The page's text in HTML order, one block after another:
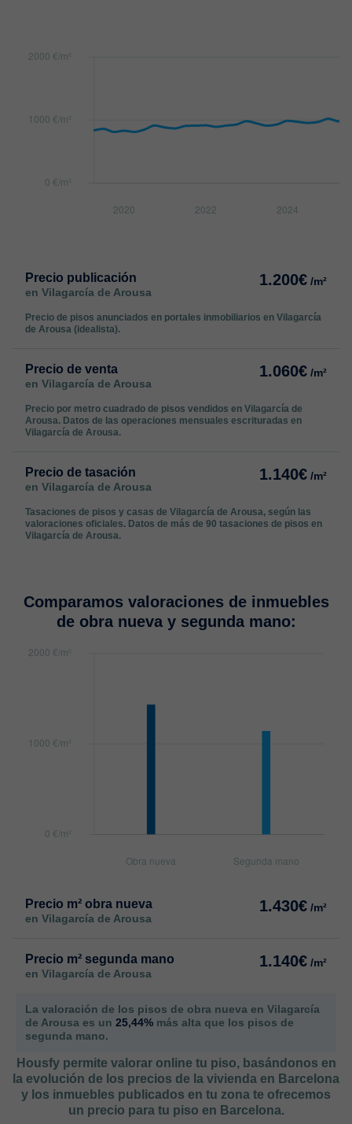
Precio publicación
en Vilagarcía de Arousa
1.200€ /m²
Precio de pisos anunciados en portales inmobiliarios en Vilagarcía
de Arousa (idealista).
Precio de venta
en Vilagarcía de Arousa
1.060€ /m²
Precio por metro cuadrado de pisos vendidos en Vilagarcía de
Arousa. Datos de las operaciones mensuales escrituradas en
Vilagarcía de Arousa.
Precio de tasación
en Vilagarcía de Arousa
1.140€ /m²
Tasaciones de pisos y casas de Vilagarcía de Arousa, según las
valoraciones oficiales. Datos de más de 90 tasaciones de pisos en
Vilagarcía de Arousa.
Comparamos valoraciones de inmuebles
de obra nueva y segunda mano:
Precio m² obra nueva
en Vilagarcía de Arousa
1.430€ /m²
Precio m² segunda mano
en Vilagarcía de Arousa
1.140€ /m²
La valoración de los pisos de obra nueva en Vilagarcía
de Arousa es un 25,44% más alta que los pisos de
segunda mano.
Housfy permite valorar online tu piso, basándonos en
la evolución de los precios de la vivienda en Barcelona
y los inmuebles publicados en tu zona te ofrecemos
un precio para tu piso en Barcelona.